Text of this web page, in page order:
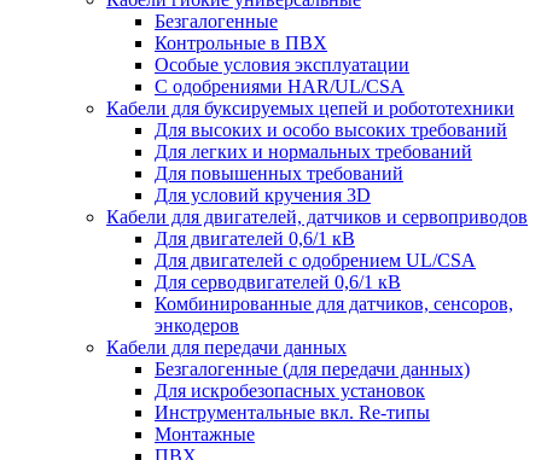
Безгалогенные
Контрольные в ПВХ
Особые условия эксплуатации
С одобрениями HAR/UL/CSA
Кабели для буксируемых цепей и робототехники
Для высоких и особо высоких требований
Для легких и нормальных требований
Для повышенных требований
Для условий кручения 3D
Кабели для двигателей, датчиков и сервоприводов
Для двигателей 0,6/1 кВ
Для двигателей с одобрением UL/CSA
Для серводвигателей 0,6/1 кВ
Комбинированные для датчиков, cенсоров,
энкодеров
Кабели для передачи данных
Безгалогенные (для передачи данных)
Для искробезопасных установок
Инструментальные вкл. Re-типы
Монтажные
ПВХ